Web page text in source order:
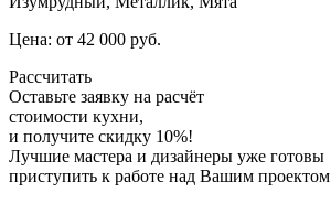
Цена: от 42 000 руб.
Рассчитать
Оставьте заявку на расчёт
стоимости кухни,
и получите скидку 10%!
Лучшие мастера и дизайнеры уже готовы
приступить к работе над Вашим проектом